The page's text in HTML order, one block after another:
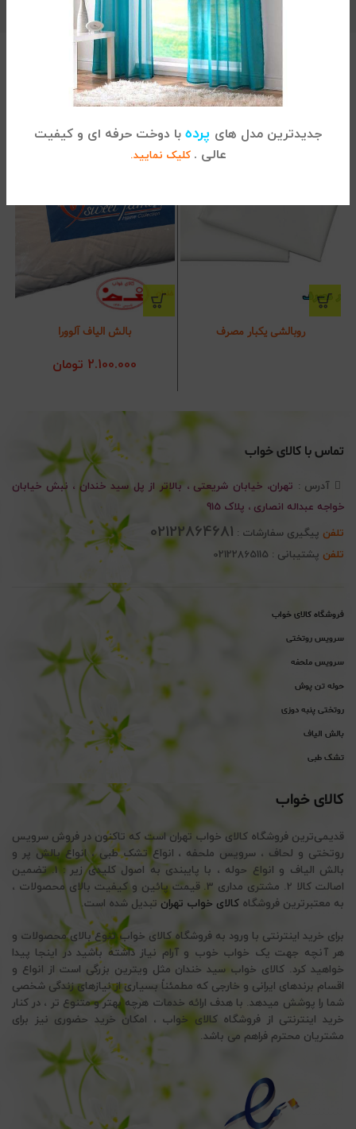
جدیدترین مدل های پرده با دوخت حرفه ای و کیفیت
عالی . کلیک نمایید.
بالش پر قو, قیمت بالش خارجی
محصولات مرتبط
روبالشی یکبار مصرف
بالش الیاف آلوورا
2.100.000 تومان
تماس با کالای خواب
آدرس : تهران، خیابان شریعتی ، بالاتر از پل سید خندان ، نبش خیابان
خواجه عبداله انصاری ، پلاک 915
تلفن پیگیری سفارشات : 02122864681
تلفن پشتیبانی : 02122865115
فروشگاه کالای خواب
سرویس روتختی
سرویس ملحفه
حوله تن پوش
روتختی پنبه دوزی
بالش الیاف
تشک طبی
کالای خواب
قدیمی‌ترین فروشگاه کالای خواب تهران است که تاکنون در فروش سرویس
روتختی و لحاف ، سرویس ملحفه ، انواع تشک طبی ، انواع بالش پر و
بالش الیاف و انواع حوله ، با پایبندی به اصول کلیدی زیر : 1. تضمین
اصالت کالا 2. مشتری مداری 3. قیمت پائین و کیفیت بالای محصولات ،
به معتبرترین فروشگاه کالای خواب تهران تبدیل شده است.
برای خرید اینترنتی با ورود به فروشگاه کالای خواب تنوع بالای محصولات و
هر آنچه جهت یک خواب خوب و آرام نیاز داشته باشید در اینجا پیدا
خواهید کرد. کالای خواب سید خندان مثل ویترین بزرگی است از انواع و
اقسام برندهای ایرانی و خارجی که مطمئناً بسیاری از نیازهای زندگی شخصی
شما را پوشش میدهد. با هدف ارائه خدمات هرچه بهتر و متنوع تر ، در کنار
خرید اینترنتی از فروشگاه کالای خواب ، امکان خرید حضوری نیز برای
مشتریان محترم فراهم می باشد.